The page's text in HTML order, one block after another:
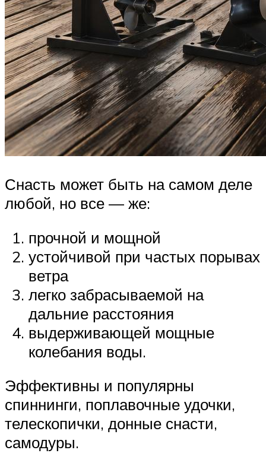
Снасть может быть на самом деле
любой, но все — же:
прочной и мощной
устойчивой при частых порывах
ветра
легко забрасываемой на
дальние расстояния
выдерживающей мощные
колебания воды.
Эффективны и популярны
спиннинги, поплавочные удочки,
телескопички, донные снасти,
самодуры.